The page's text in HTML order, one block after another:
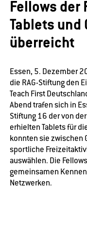
Fellows der
Tablets und
überreicht
Essen, 5. Dezember
die RAG-Stiftung den
Teach First
Abend trafen sich in
Stiftung 16 der von
erhielten Tablets für
konnten sie zwischen
sportliche
auswählen. Die
gemeinsamen
Netzwerken.